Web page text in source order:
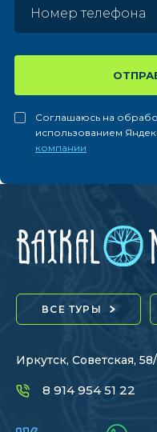
Соглашаюсь на
использованием
компании
ВСЕ ТУРЫ
Иркутск, Советская,
8 914 954 51 22